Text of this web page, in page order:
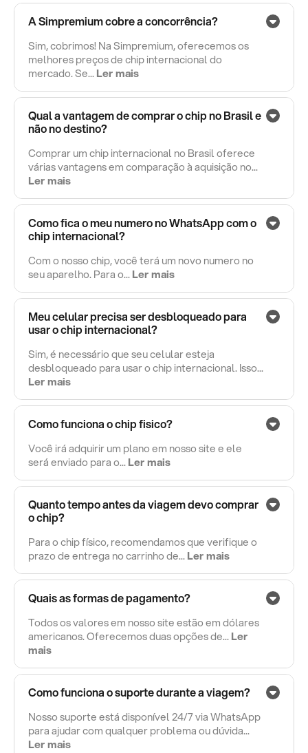
A Simpremium cobre a concorrência?
Sim, cobrimos! Na Simpremium, oferecemos os
melhores preços de chip internacional do
mercado. Se...Ler mais
Qual a vantagem de comprar o chip no Brasil e
não no destino?
Comprar um chip internacional no Brasil oferece
várias vantagens em comparação à aquisição no...
Ler mais
Como fica o meu numero no WhatsApp com o
chip internacional?
Com o nosso chip, você terá um novo numero no
seu aparelho. Para o...Ler mais
Meu celular precisa ser desbloqueado para
usar o chip internacional?
Sim, é necessário que seu celular esteja
desbloqueado para usar o chip internacional. Isso...
Ler mais
Como funciona o chip fisico?
Você irá adquirir um plano em nosso site e ele
será enviado para o...Ler mais
Quanto tempo antes da viagem devo comprar
o chip?
Para o chip físico, recomendamos que verifique o
prazo de entrega no carrinho de...Ler mais
Quais as formas de pagamento?
Todos os valores em nosso site estão em dólares
americanos. Oferecemos duas opções de...Ler
mais
Como funciona o suporte durante a viagem?
Nosso suporte está disponível 24/7 via WhatsApp
para ajudar com qualquer problema ou dúvida...
Ler mais